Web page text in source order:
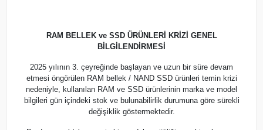
RAM BELLEK ve SSD ÜRÜNLERİ KRİZİ GENEL
BİLGİLENDİRMESİ
2025 yılının 3. çeyreğinde başlayan ve uzun bir süre devam
etmesi öngörülen RAM bellek / NAND SSD ürünleri temin krizi
nedeniyle, kullanılan RAM ve SSD ürünlerinin marka ve model
bilgileri gün içindeki stok ve bulunabilirlik durumuna göre sürekli
değişiklik göstermektedir.